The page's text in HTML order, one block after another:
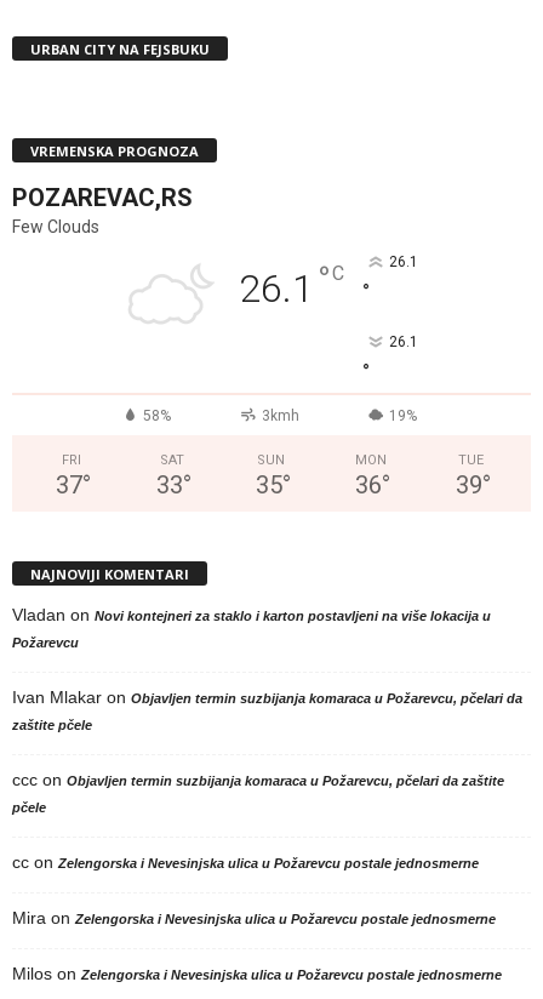
URBAN CITY NA FEJSBUKU
VREMENSKA PROGNOZA
POZAREVAC,RS
Few Clouds
26.1 °C 26.1
°
26.1
°
58% 3kmh 19%
FRI
37°
SAT
33°
SUN
35°
MON
36°
TUE
39°
NAJNOVIJI KOMENTARI
Vladan on Novi kontejneri za staklo i karton postavljeni na više lokacija u
Požarevcu
Ivan Mlakar on Objavljen termin suzbijanja komaraca u Požarevcu, pčelari da
zaštite pčele
ccc on Objavljen termin suzbijanja komaraca u Požarevcu, pčelari da zaštite
pčele
cc on Zelengorska i Nevesinjska ulica u Požarevcu postale jednosmerne
Mira on Zelengorska i Nevesinjska ulica u Požarevcu postale jednosmerne
Milos on Zelengorska i Nevesinjska ulica u Požarevcu postale jednosmerne